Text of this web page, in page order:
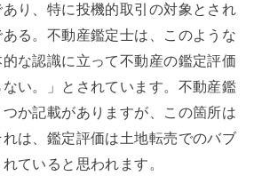
り、特に投機的取引の対象とされ
る。不動産鑑定士は、このような
な認識に立って不動産の鑑定評価
い。」とされています。不動産鑑
か記載がありますが、この箇所は
は、鑑定評価は土地転売でのバブ
ていると思われます。